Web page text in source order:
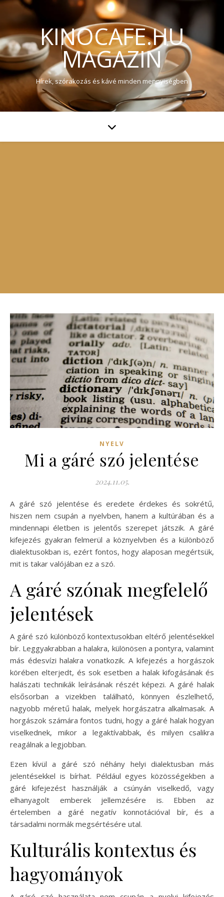
KINOCAFE.HU
MAGAZIN
Hírek, szórakozás és kávé minden mennyiségben
NYELV
Mi a gáré szó jelentése
2024.11.05.
A gáré szó jelentése és eredete érdekes és sokrétű,
hiszen nem csupán a nyelvben, hanem a kultúrában és a
mindennapi életben is jelentős szerepet játszik. A gáré
kifejezés gyakran felmerül a köznyelvben és a különböző
dialektusokban is, ezért fontos, hogy alaposan megértsük,
mit is takar valójában ez a szó.
A gáré szónak megfelelő
jelentések
A gáré szó különböző kontextusokban eltérő jelentésekkel
bír. Leggyakrabban a halakra, különösen a pontyra, valamint
más édesvízi halakra vonatkozik. A kifejezés a horgászok
körében elterjedt, és sok esetben a halak kifogásának és
halászati technikák leírásának részét képezi. A gáré halak
elsősorban a vizekben található, könnyen észlelhető,
nagyobb méretű halak, melyek horgászatra alkalmasak. A
horgászok számára fontos tudni, hogy a gáré halak hogyan
viselkednek, mikor a legaktívabbak, és milyen csalikra
reagálnak a legjobban.
Ezen kívül a gáré szó néhány helyi dialektusban más
jelentésekkel is bírhat. Például egyes közösségekben a
gáré kifejezést használják a csúnyán viselkedő, vagy
elhanyagolt emberek jellemzésére is. Ebben az
értelemben a gáré negatív konnotációval bír, és a
társadalmi normák megsértésére utal.
Kulturális kontextus és
hagyományok